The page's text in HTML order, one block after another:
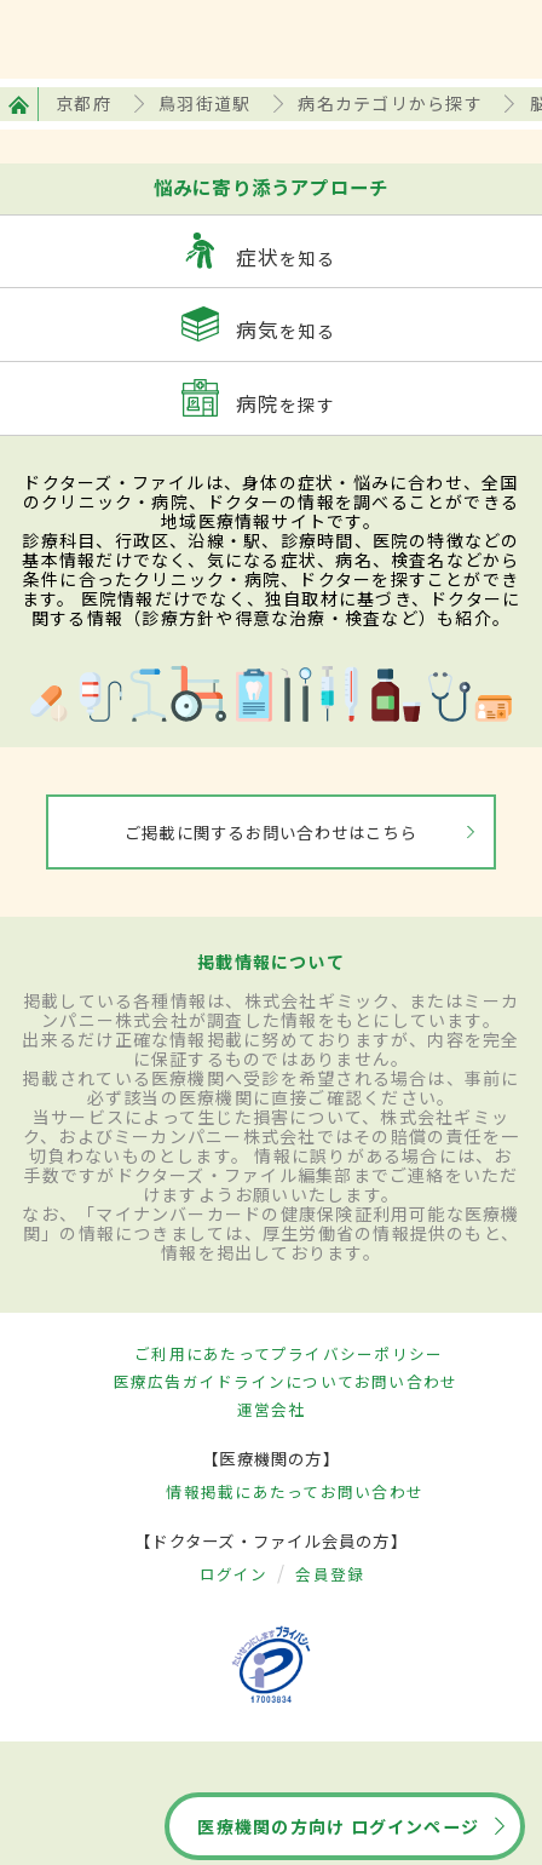
京都府 鳥羽街道駅 病名カテゴリから探す
悩みに寄り添うアプローチ
症状を知る
病気を知る
病院を探す
ドクターズ・ファイルは、身体の症状・悩みに合わせ、全国
のクリニック・病院、ドクターの情報を調べることができる
地域医療情報サイトです。
診療科目、行政区、沿線・駅、診療時間、医院の特徴などの
基本情報だけでなく、気になる症状、病名、検査名などから
条件に合ったクリニック・病院、ドクターを探すことができ
ます。 医院情報だけでなく、独自取材に基づき、ドクターに
関する情報（診療方針や得意な治療・検査など）も紹介。
ご掲載に関するお問い合わせはこちら
掲載情報について
掲載している各種情報は、株式会社ギミック、またはミーカ
ンパニー株式会社が調査した情報をもとにしています。
出来るだけ正確な情報掲載に努めておりますが、内容を完全
に保証するものではありません。
掲載されている医療機関へ受診を希望される場合は、事前に
必ず該当の医療機関に直接ご確認ください。
当サービスによって生じた損害について、株式会社ギミッ
ク、およびミーカンパニー株式会社ではその賠償の責任を一
切負わないものとします。 情報に誤りがある場合には、お
手数ですがドクターズ・ファイル編集部までご連絡をいただ
けますようお願いいたします。
なお、「マイナンバーカードの健康保険証利用可能な医療機
関」の情報につきましては、厚生労働省の情報提供のもと、
情報を掲出しております。
ご利用にあたってプライバシーポリシー
医療広告ガイドラインについてお問い合わせ
運営会社
【医療機関の方】
情報掲載にあたって お問い合わせ
【ドクターズ・ファイル会員の方】
ログイン 会員登録
医療機関の方向け ログインページ